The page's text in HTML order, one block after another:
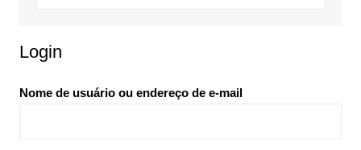
Login
Nome de usuário ou endereço de e-mail